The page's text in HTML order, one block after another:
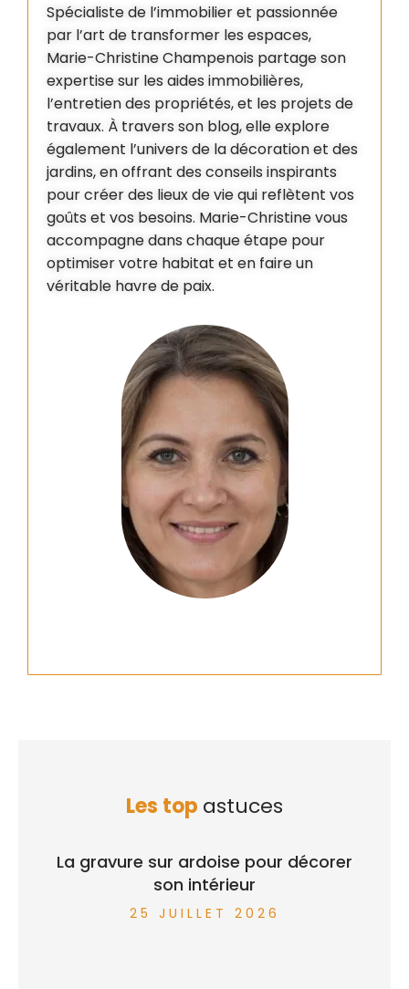
Spécialiste de l’immobilier et passionnée
par l’art de transformer les espaces,
Marie-Christine Champenois partage son
expertise sur les aides immobilières,
l’entretien des propriétés, et les projets de
travaux. À travers son blog, elle explore
également l’univers de la décoration et des
jardins, en offrant des conseils inspirants
pour créer des lieux de vie qui reflètent vos
goûts et vos besoins. Marie-Christine vous
accompagne dans chaque étape pour
optimiser votre habitat et en faire un
véritable havre de paix.
Les top astuces
La gravure sur ardoise pour décorer
son intérieur
25 JUILLET 2026